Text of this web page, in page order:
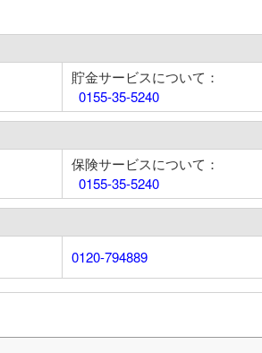
貯金サービスについて：
0155-35-5240
保険サービスについて：
0155-35-5240
0120-794889